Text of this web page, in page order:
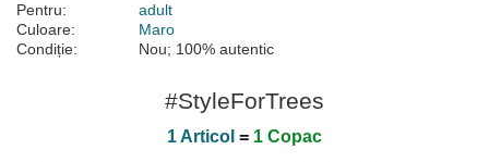
Pentru:
adult
Culoare:
Maro
Condiție:
Nou; 100% autentic
#StyleForTrees
1 Articol = 1 Copac